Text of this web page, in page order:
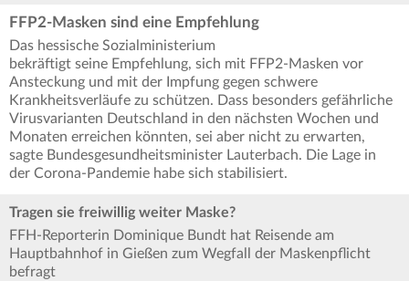
FFP2-Masken sind eine Empfehlung
Das hessische Sozialministerium
bekräftigt seine Empfehlung, sich mit FFP2-Masken vor
Ansteckung und mit der Impfung gegen schwere
Krankheitsverläufe zu schützen. Dass besonders gefährliche
Virusvarianten Deutschland in den nächsten Wochen und
Monaten erreichen könnten, sei aber nicht zu erwarten,
sagte Bundesgesundheitsminister Lauterbach. Die Lage in
der Corona-Pandemie habe sich stabilisiert.
Tragen sie freiwillig weiter Maske?
FFH-Reporterin Dominique Bundt hat Reisende am
Hauptbahnhof in Gießen zum Wegfall der Maskenpflicht
befragt